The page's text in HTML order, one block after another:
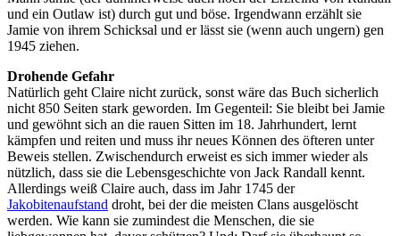
und ein Outlaw ist) durch gut und böse. Irgendwann erzählt sie
Jamie von ihrem Schicksal und er lässt sie (wenn auch ungern) gen
1945 ziehen.
Drohende Gefahr
Natürlich geht Claire nicht zurück, sonst wäre das Buch sicherlich
nicht 850 Seiten stark geworden. Im Gegenteil: Sie bleibt bei Jamie
und gewöhnt sich an die rauen Sitten im 18. Jahrhundert, lernt
kämpfen und reiten und muss ihr neues Können des öfteren unter
Beweis stellen. Zwischendurch erweist es sich immer wieder als
nützlich, dass sie die Lebensgeschichte von Jack Randall kennt.
Allerdings weiß Claire auch, dass im Jahr 1745 der
Jakobitenaufstand droht, bei der die meisten Clans ausgelöscht
werden. Wie kann sie zumindest die Menschen, die sie